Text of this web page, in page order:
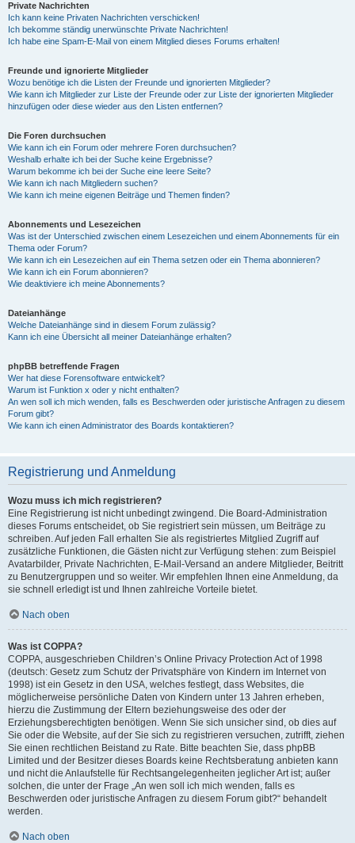
Private Nachrichten
Ich kann keine Privaten Nachrichten verschicken!
Ich bekomme ständig unerwünschte Private Nachrichten!
Ich habe eine Spam-E-Mail von einem Mitglied dieses Forums erhalten!
Freunde und ignorierte Mitglieder
Wozu benötige ich die Listen der Freunde und ignorierten Mitglieder?
Wie kann ich Mitglieder zur Liste der Freunde oder zur Liste der ignorierten Mitglieder
hinzufügen oder diese wieder aus den Listen entfernen?
Die Foren durchsuchen
Wie kann ich ein Forum oder mehrere Foren durchsuchen?
Weshalb erhalte ich bei der Suche keine Ergebnisse?
Warum bekomme ich bei der Suche eine leere Seite?
Wie kann ich nach Mitgliedern suchen?
Wie kann ich meine eigenen Beiträge und Themen finden?
Abonnements und Lesezeichen
Was ist der Unterschied zwischen einem Lesezeichen und einem Abonnements für ein
Thema oder Forum?
Wie kann ich ein Lesezeichen auf ein Thema setzen oder ein Thema abonnieren?
Wie kann ich ein Forum abonnieren?
Wie deaktiviere ich meine Abonnements?
Dateianhänge
Welche Dateianhänge sind in diesem Forum zulässig?
Kann ich eine Übersicht all meiner Dateianhänge erhalten?
phpBB betreffende Fragen
Wer hat diese Forensoftware entwickelt?
Warum ist Funktion x oder y nicht enthalten?
An wen soll ich mich wenden, falls es Beschwerden oder juristische Anfragen zu diesem
Forum gibt?
Wie kann ich einen Administrator des Boards kontaktieren?
Registrierung und Anmeldung
Wozu muss ich mich registrieren?
Eine Registrierung ist nicht unbedingt zwingend. Die Board-Administration
dieses Forums entscheidet, ob Sie registriert sein müssen, um Beiträge zu
schreiben. Auf jeden Fall erhalten Sie als registriertes Mitglied Zugriff auf
zusätzliche Funktionen, die Gästen nicht zur Verfügung stehen: zum Beispiel
Avatarbilder, Private Nachrichten, E-Mail-Versand an andere Mitglieder, Beitritt
zu Benutzergruppen und so weiter. Wir empfehlen Ihnen eine Anmeldung, da
sie schnell erledigt ist und Ihnen zahlreiche Vorteile bietet.
Nach oben
Was ist COPPA?
COPPA, ausgeschrieben Children’s Online Privacy Protection Act of 1998
(deutsch: Gesetz zum Schutz der Privatsphäre von Kindern im Internet von
1998) ist ein Gesetz in den USA, welches festlegt, dass Websites, die
möglicherweise persönliche Daten von Kindern unter 13 Jahren erheben,
hierzu die Zustimmung der Eltern beziehungsweise des oder der
Erziehungsberechtigten benötigen. Wenn Sie sich unsicher sind, ob dies auf
Sie oder die Website, auf der Sie sich zu registrieren versuchen, zutrifft, ziehen
Sie einen rechtlichen Beistand zu Rate. Bitte beachten Sie, dass phpBB
Limited und der Besitzer dieses Boards keine Rechtsberatung anbieten kann
und nicht die Anlaufstelle für Rechtsangelegenheiten jeglicher Art ist; außer
solchen, die unter der Frage „An wen soll ich mich wenden, falls es
Beschwerden oder juristische Anfragen zu diesem Forum gibt?“ behandelt
werden.
Nach oben